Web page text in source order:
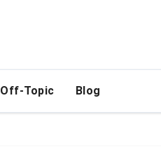
Off-Topic Blog